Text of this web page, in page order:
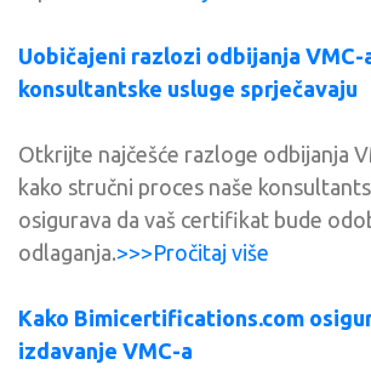
Uobičajeni razlozi odbijanja VMC-
konsultantske usluge sprječavaju
Otkrijte najčešće razloge odbijanja
kako stručni proces naše
osigurava da vaš certifikat bude
odlaganja.>>>Pročitaj više
Kako Bimicertifications.com
izdavanje VMC-a